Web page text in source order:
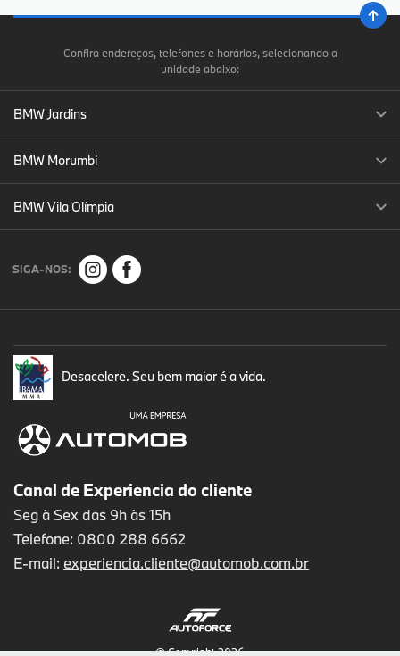
Confira endereços, telefones e horários, selecionando a
unidade abaixo:
BMW Jardins
BMW Morumbi
BMW Vila Olímpia
SIGA-NOS:
Desacelere. Seu bem maior é a vida.
Canal de Experiencia do cliente
Seg à Sex das 9h às 15h
Telefone: 0800 288 6662
E-mail: experiencia.cliente@automob.com.br
© Copyright 2026